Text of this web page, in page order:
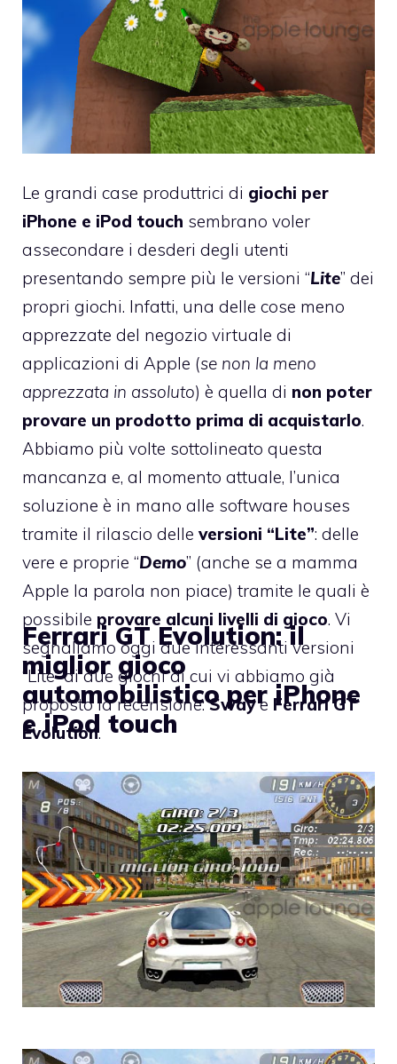
Le grandi case produttrici di giochi per
iPhone e iPod touch sembrano voler
assecondare i desderi degli utenti
presentando sempre più le versioni “Lite” dei
propri giochi. Infatti, una delle cose meno
apprezzate del negozio virtuale di
applicazioni di Apple (se non la meno
apprezzata in assoluto) è quella di non poter
provare un prodotto prima di acquistarlo.
Abbiamo più volte sottolineato questa
mancanza e, al momento attuale, l’unica
soluzione è in mano alle software houses
tramite il rilascio delle versioni “Lite”: delle
vere e proprie “Demo” (anche se a mamma
Apple la parola non piace) tramite le quali è
possibile provare alcuni livelli di gioco. Vi
segnaliamo oggi due interessanti versioni
“Lite” di due giochi di cui vi abbiamo già
proposto la recensione:Swaye Ferrari GT
Evolution.
Ferrari GT Evolution: il
miglior gioco
automobilistico per iPhone
e iPod touch